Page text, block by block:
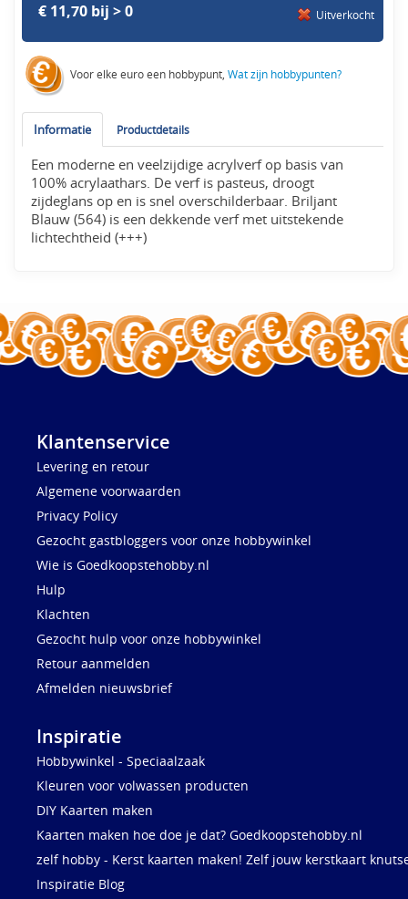
€ 11,70 bij > 0 Uitverkocht
Voor elke euro een hobbypunt,Wat zijn hobbypunten?
Informatie Productdetails
Een moderne en veelzijdige acrylverf op basis van
100% acrylaathars. De verf is pasteus, droogt
zijdeglans op en is snel overschilderbaar. Briljant
Blauw (564) is een dekkende verf met uitstekende
lichtechtheid (+++)
Klantenservice
Levering en retour
Algemene voorwaarden
Privacy Policy
Gezocht gastbloggers voor onze hobbywinkel
Wie is Goedkoopstehobby.nl
Hulp
Klachten
Gezocht hulp voor onze hobbywinkel
Retour aanmelden
Afmelden nieuwsbrief
Inspiratie
Hobbywinkel - Speciaalzaak
Kleuren voor volwassen producten
DIY Kaarten maken
Kaarten maken hoe doe je dat? Goedkoopstehobby.nl
zelf hobby - Kerst kaarten maken! Zelf jouw kerstkaart
Inspiratie Blog